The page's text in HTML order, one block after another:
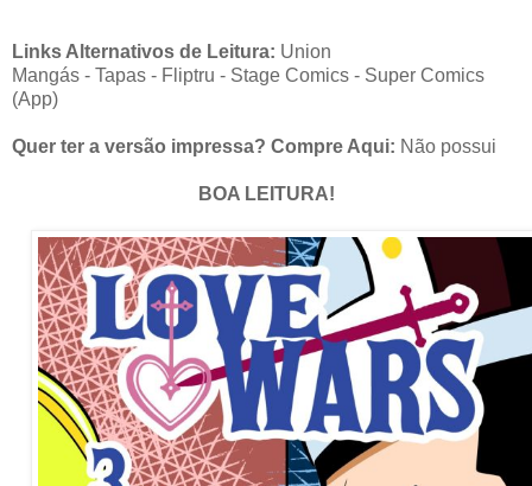
Links Alternativos de Leitura: Union
Mangás - Tapas - Fliptru - Stage Comics - Super Comics
(App)
Quer ter a versão impressa? Compre Aqui: Não possui
BOA LEITURA!